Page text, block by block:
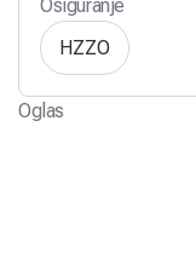
Osiguranje
HZZO
Oglas